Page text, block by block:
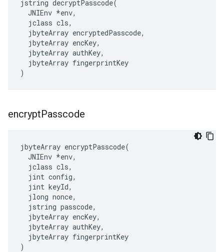
jstring decryptPasscode(
  JNIEnv *env,
  jclass cls,
  jbyteArray encryptedPasscode,
  jbyteArray encKey,
  jbyteArray authKey,
  jbyteArray fingerprintKey
)
encryptPasscode
jbyteArray encryptPasscode(
  JNIEnv *env,
  jclass cls,
  jint config,
  jint keyId,
  jlong nonce,
  jstring passcode,
  jbyteArray encKey,
  jbyteArray authKey,
  jbyteArray fingerprintKey
)